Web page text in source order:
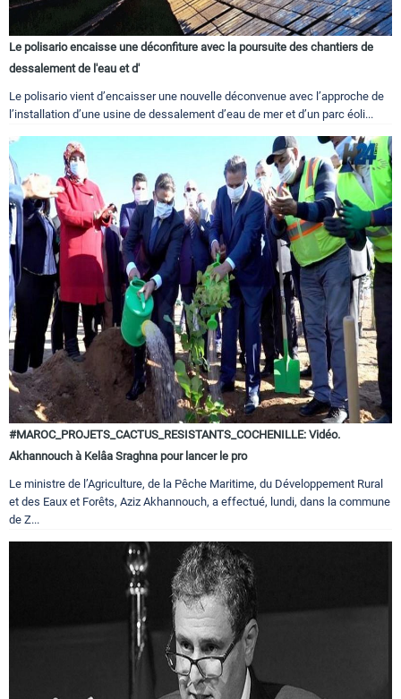
Le polisario encaisse une déconfiture avec la poursuite des chantiers de
dessalement de l'eau et d'
Le polisario vient d’encaisser une nouvelle déconvenue avec l’approche de
l’installation d’une usine de dessalement d’eau de mer et d’un parc éoli...
#MAROC_PROJETS_CACTUS_RESISTANTS_COCHENILLE: Vidéo.
Akhannouch à Kelâa Sraghna pour lancer le pro
Le ministre de l’Agriculture, de la Pêche Maritime, du Développement Rural
et des Eaux et Forêts, Aziz Akhannouch, a effectué, lundi, dans la commune
de Z...